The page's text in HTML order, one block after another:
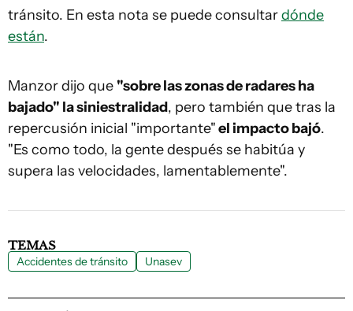
tránsito. En esta nota se puede consultardónde
están.
Manzor dijo que "sobre las zonas de radares ha
bajado" la siniestralidad, pero también que tras la
repercusión inicial "importante"el impacto bajó.
"Es como todo, la gente después se habitúa y
supera las velocidades, lamentablemente".
TEMAS
Accidentes de tránsito Unasev